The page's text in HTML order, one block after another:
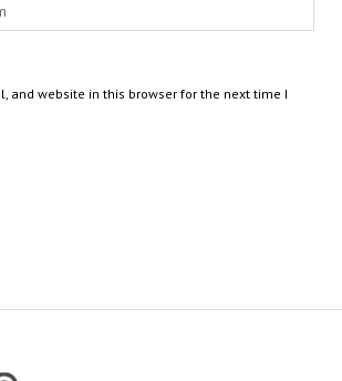
and website in this browser for the next time I